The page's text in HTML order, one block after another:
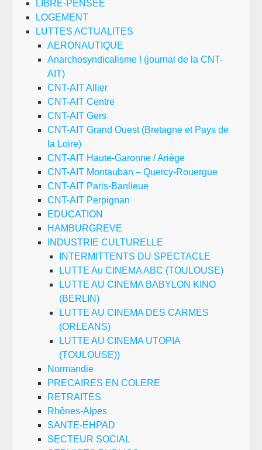
LIBRE-PENSEE
LOGEMENT
LUTTES ACTUALITES
AERONAUTIQUE
Anarchosyndicalisme ! (journal de la CNT-
AIT)
CNT-AIT Allier
CNT-AIT Centre
CNT-AIT Gers
CNT-AIT Grand Ouest (Bretagne et Pays de
la Loire)
CNT-AIT Haute-Garonne / Ariège
CNT-AIT Montauban – Quercy-Rouergue
CNT-AIT Paris-Banlieue
CNT-AIT Perpignan
EDUCATION
HAMBURGREVE
INDUSTRIE CULTURELLE
INTERMITTENTS DU SPECTACLE
LUTTE Au CINEMA ABC (TOULOUSE)
LUTTE AU CINEMA BABYLON KINO
(BERLIN)
LUTTE AU CINEMA DES CARMES
(ORLEANS)
LUTTE AU CINEMA UTOPIA
(TOULOUSE))
Normandie
PRECAIRES EN COLERE
RETRAITES
Rhônes-Alpes
SANTE-EHPAD
SECTEUR SOCIAL